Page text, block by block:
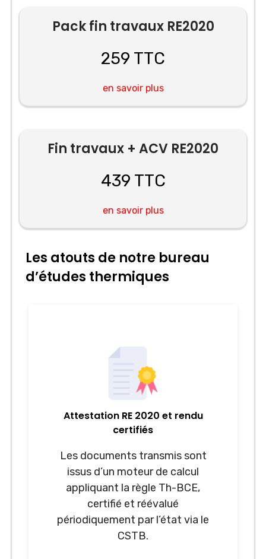
Pack fin travaux RE2020
259 TTC
en savoir plus
Fin travaux + ACV RE2020
439 TTC
en savoir plus
Les atouts de notre bureau
d’études thermiques
Attestation RE 2020 et rendu
certifiés
Les documents transmis sont
issus d’un moteur de calcul
appliquant la règle Th-BCE,
certifié et réévalué
périodiquement par l’état via le
CSTB.